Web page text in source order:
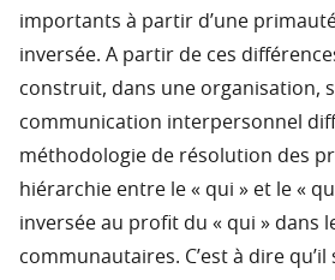
importants à partir d’une
inversée. A partir de ces
construit, dans une organisation,
communication interpersonnel
méthodologie de résolution des
hiérarchie entre le « qui » et le «
inversée au profit du « qui » dans
communautaires. C’est à dire